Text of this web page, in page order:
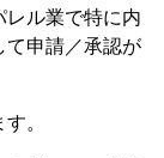
レル業で特に内
て申請／承認が
。